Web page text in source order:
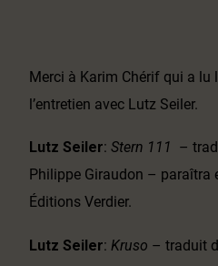
Merci à Karim Chérif qui a lu
l’entretien avec Lutz Seiler.
Lutz Seiler:Stern 111 –
Philippe Giraudon – paraîtra
Éditions Verdier.
Lutz Seiler: Kruso – traduit